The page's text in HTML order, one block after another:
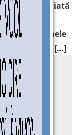
speciale, iată
7 august –
problemele
sine însuși […]